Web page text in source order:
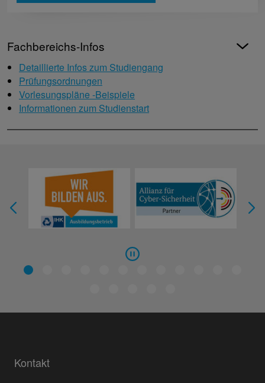
Fachbereichs-Infos
Detaillierte Infos zum Studiengang
Prüfungsordnungen
Vorlesungspläne -Beispiele
Informationen zum Studienstart
Kontakt